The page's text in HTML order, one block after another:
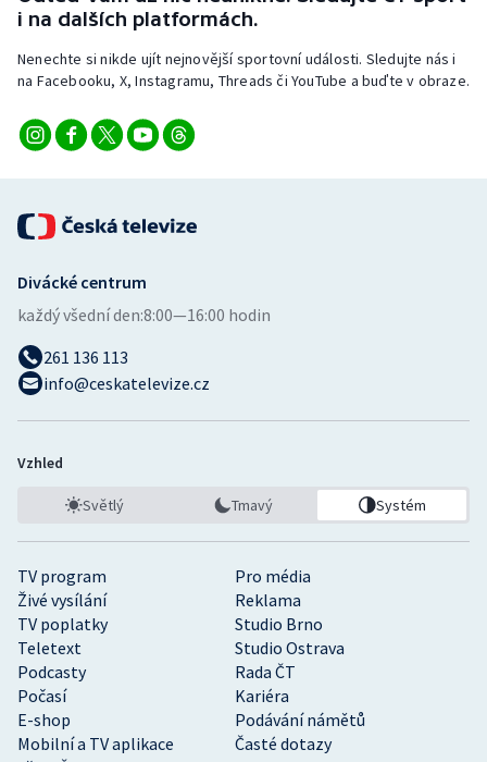
i na dalších platformách.
Nenechte si nikde ujít nejnovější sportovní události. Sledujte nás i
na Facebooku, X, Instagramu, Threads či YouTube a buďte v obraze.
TV program
Pro média
Živé vysílání
Reklama
TV poplatky
Studio Brno
Teletext
Studio Ostrava
Podcasty
Rada ČT
Počasí
Kariéra
E-shop
Podávání námětů
Mobilní a TV aplikace
Časté dotazy
Divácké centrum
každý všední den:8:00—16:00 hodin
261 136 113
info@ceskatelevize.cz
Vzhled
Světlý Tmavý Systém